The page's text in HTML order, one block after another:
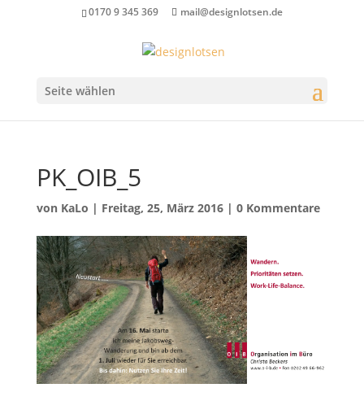
0170 9 345 369 mail@designlotsen.de
Seite wählen
PK_OIB_5
von KaLo | Freitag, 25, März 2016| 0 Kommentare